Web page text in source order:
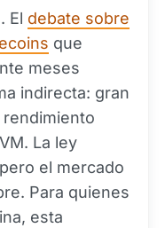
El debate sobre
que
meses
indirecta: gran
La ley
el mercado
Para quienes
esta